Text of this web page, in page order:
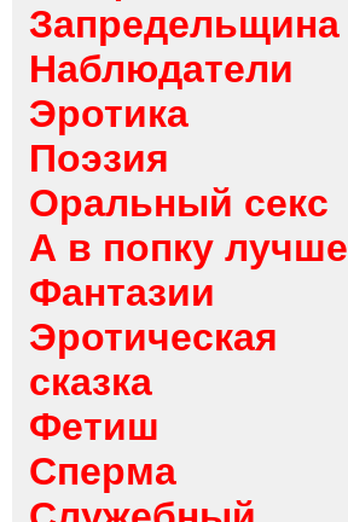
Запредельщина
Наблюдатели
Эротика
Поэзия
Оральный секс
А в попку лучше
Фантазии
Эротическая
сказка
Фетиш
Сперма